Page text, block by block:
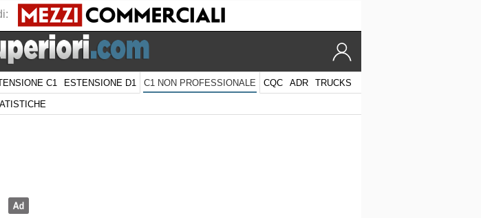
C1 ESTENSIONE D1 C1 NON PROFESSIONALE CQC ADR TRUCKS